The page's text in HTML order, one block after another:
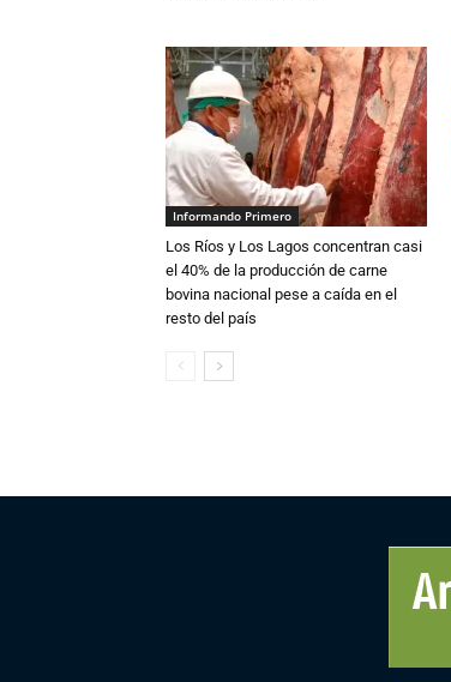
Informando Primero
Los Ríos y Los Lagos concentran casi
el 40% de la producción de carne
bovina nacional pese a caída en el
resto del país